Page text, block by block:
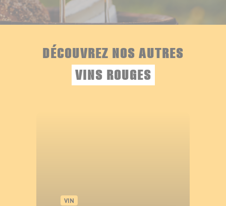
DÉCOUVREZ NOS AUTRES
VINS ROUGES
VIN